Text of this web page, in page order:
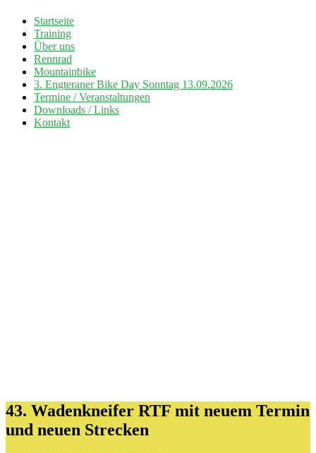
Zum
Inhalt
springen
Radsport TuS Engter
Startseite
Training
Über uns
Rennrad
Mountainbike
3. Engteraner Bike Day Sonntag 13.09.2026
Termine / Veranstaltungen
Downloads / Links
Kontakt
43. Wadenkneifer RTF mit neuem Termin
und neuen Strecken